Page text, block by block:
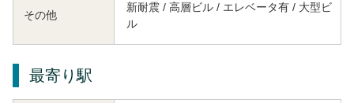
その他
新耐震 / 高層ビル / エレベータ有 / 大型ビ
ル
最寄り駅